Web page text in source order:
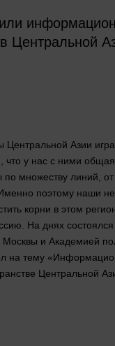
Центральной
Центральной Азии
что у нас с ними
по множеству линий, от
поэтому наши
корни в этом
На днях
и Академией
на тему
Центральной